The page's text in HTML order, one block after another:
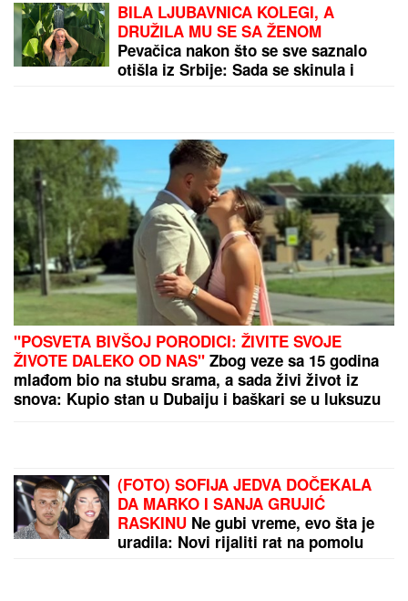
BILA LJUBAVNICA KOLEGI, A
DRUŽILA MU SE SA ŽENOM
Pevačica nakon što se sve saznalo
otišla iz Srbije: Sada se skinula i
"POSVETA BIVŠOJ PORODICI: ŽIVITE SVOJE
ŽIVOTE DALEKO OD NAS" Zbog veze sa 15 godina
mlađom bio na stubu srama, a sada živi život iz
snova: Kupio stan u Dubaiju i baškari se u luksuzu
(FOTO) SOFIJA JEDVA DOČEKALA
DA MARKO I SANJA GRUJIĆ
RASKINU Ne gubi vreme, evo šta je
uradila: Novi rijaliti rat na pomolu